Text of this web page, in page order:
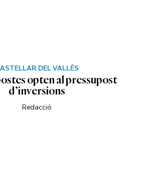
DEL VALLÈS
opten al pressupost
d’inversions
Redacció